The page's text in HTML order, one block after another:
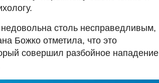
столь несправедливым,
Божко отметила, что это
совершил разбойное нападение